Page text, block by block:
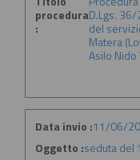
procedura
:
D.Lgs.
del
Matera
Asilo Nido
Data invio :11/06/
Oggetto :seduta del